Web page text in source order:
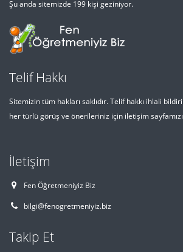
Şu anda sitemizde 199 kişi geziniyor.
Telif Hakkı
Sitemizin tüm hakları saklıdır. Telif hakkı ihlali
her türlü görüş ve önerileriniz için iletişim
İletişim
Fen Öğretmeniyiz Biz
bilgi@fenogretmeniyiz.biz
Takip Et